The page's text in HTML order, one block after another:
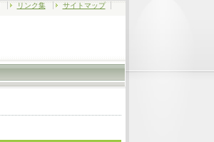
リンク集 サイトマップ